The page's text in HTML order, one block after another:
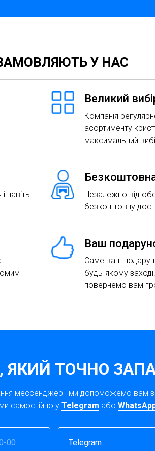
У НАС
Великий
Компанія
асортименту
максимальний
навіть
Незалежно від
безкоштовну
Ваш
Саме ваш
будь-якому
повернемо вам
ТОЧНО
мессенджер і ми допоможемо вам
самостійно у Telegram або